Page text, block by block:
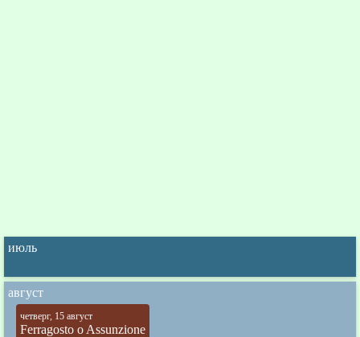
июль
август
четверг, 15 август
Ferragosto o Assunzione